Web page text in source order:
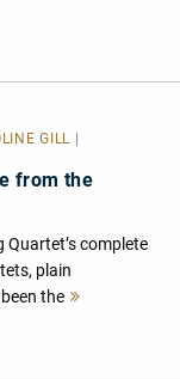
GILL |
from the
complete
plain
the